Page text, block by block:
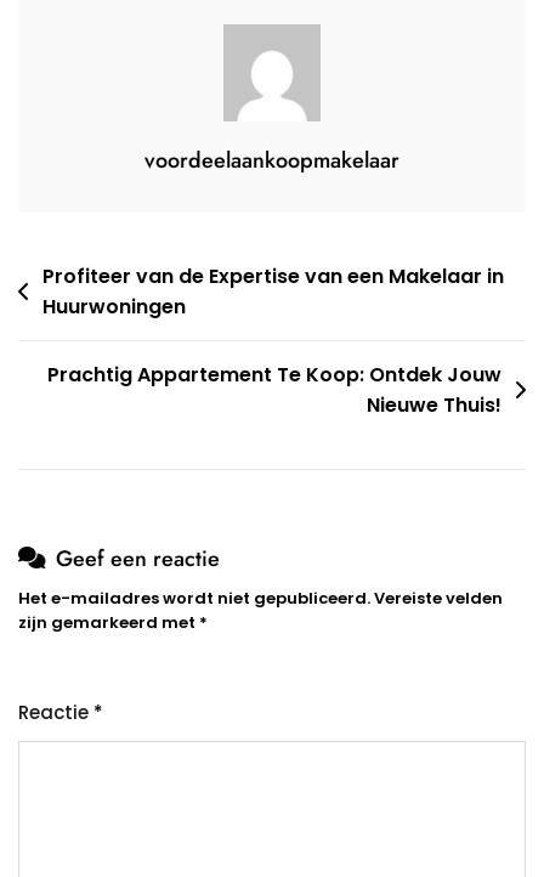
voordeelaankoopmakelaar
Berichtnavigatie
Profiteer van de Expertise van een Makelaar in
Huurwoningen
Prachtig Appartement Te Koop: Ontdek Jouw
Nieuwe Thuis!
Geef een reactie
Het e-mailadres wordt niet gepubliceerd.Vereiste velden
zijn gemarkeerd met *
Reactie *